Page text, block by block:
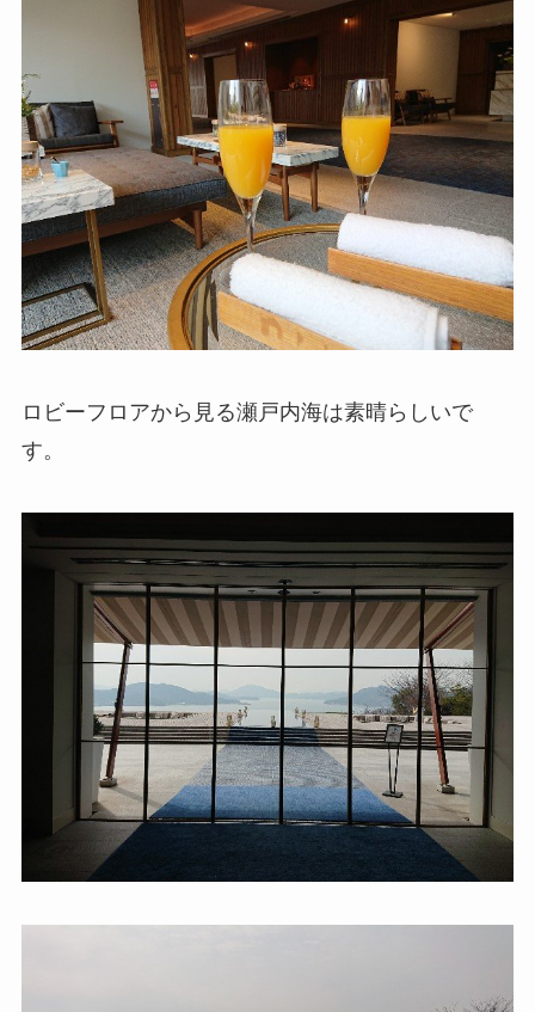
ロビーフロアから見る瀬戸内海は素晴らしいで
す。